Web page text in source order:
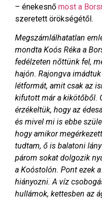
– énekesnő most a
szeretett örökségétől.
Megszámlálhatatlan
mondta Koós Réka a
fedélzeten nőttünk fel,
hajón. Rajongva
létformát, amit csak az
kifutott már a kikötőből.
érzékeltük, hogy az
és mivel mi is ebbe
hogy amikor
tudtam, ő is balatoni
párom sokat dolgozik
a Koóstolón. Pont ezek
hiányozni. A víz
hullámok, kettesben az